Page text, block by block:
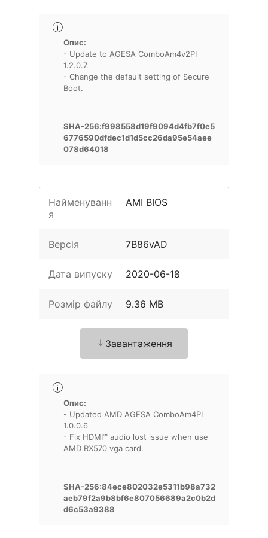
Опис:
- Update to AGESA ComboAm4v2PI
1.2.0.7.
- Change the default setting of Secure
Boot.
SHA-256:f998558d19f9094d4fb7f0e5
6776590dfdec1d1d5cc26da95e54aee
078d64018
Найменуванн
я
AMI BIOS
Версія 7B86vAD
Дата випуску 2020-06-18
Розмір файлу 9.36 MB
Завантаження
Опис:
- Updated AMD AGESA ComboAm4PI
1.0.0.6
- Fix HDMI™ audio lost issue when use
AMD RX570 vga card.
SHA-256:84ece802032e5311b98a732
aeb79f2a9b8bf6e807056689a2c0b2d
d6c53a9388